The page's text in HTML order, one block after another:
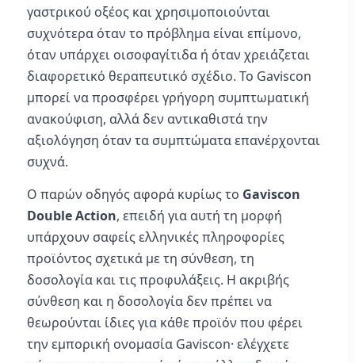
γαστρικού οξέος και χρησιμοποιούνται
συχνότερα όταν το πρόβλημα είναι επίμονο,
όταν υπάρχει οισοφαγίτιδα ή όταν χρειάζεται
διαφορετικό θεραπευτικό σχέδιο. Το Gaviscon
μπορεί να προσφέρει γρήγορη συμπτωματική
ανακούφιση, αλλά δεν αντικαθιστά την
αξιολόγηση όταν τα συμπτώματα επανέρχονται
συχνά.
Ο παρών οδηγός αφορά κυρίως το Gaviscon
Double Action, επειδή για αυτή τη μορφή
υπάρχουν σαφείς ελληνικές πληροφορίες
προϊόντος σχετικά με τη σύνθεση, τη
δοσολογία και τις προφυλάξεις. Η ακριβής
σύνθεση και η δοσολογία δεν πρέπει να
θεωρούνται ίδιες για κάθε προϊόν που φέρει
την εμπορική ονομασία Gaviscon· ελέγχετε